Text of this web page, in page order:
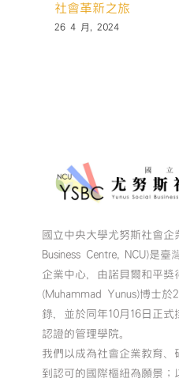
社會革新之旅
26 4 月, 2024
國立中央大學尤努斯社會企
Business Centre, NCU)是
企業中心，由諾貝爾和平
(Muhammad Yunus)博士於
錄，並於同年10月16日正
認證的管理學院。
我們以成為社會企業教育、
到認可的國際樞紐為願景；